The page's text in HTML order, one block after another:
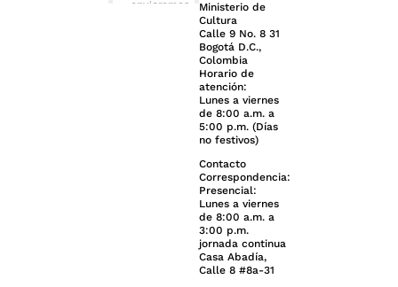
Ministerio de
Cultura
Calle 9 No. 8 31
Bogotá D.C.,
Colombia
Horario de
atención:
Lunes a viernes
de 8:00 a.m. a
5:00 p.m. (Días
no festivos)
Contacto
Correspondencia:
Presencial:
Lunes a viernes
de 8:00 a.m. a
3:00 p.m.
jornada continua
Casa Abadía,
Calle 8 #8a-31